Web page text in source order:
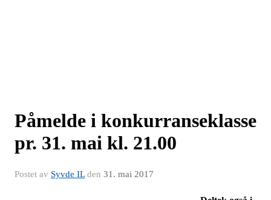
Påmelde i konkurranseklasse
pr. 31. mai kl. 21.00
Postet av Syvde ILden 31. mai 2017